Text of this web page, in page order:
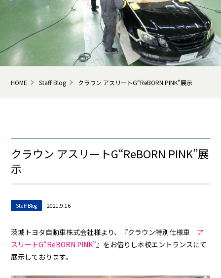
HOME Staff Blog クラウン アスリートG“ReBORN PINK”展示
クラウン アスリートG“ReBORN PINK”展
示
Staff Blog 2021.9.16
茨城トヨタ自動車株式会社様より、『クラウン特別仕様車 ア
スリートG“ReBORN PINK”』をお借りし本校エントランスにて
展示しております。